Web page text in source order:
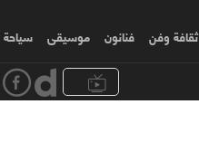
ثقافة وفن فنانون موسیقی سياحة